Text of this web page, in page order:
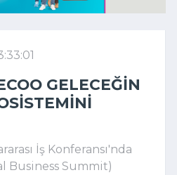
GELECEĞIN
İş Konferansı'nda
Business Summit)